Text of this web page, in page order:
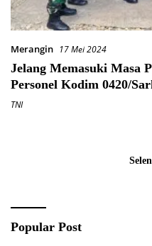
Merangin 17 Mei 2024
Jelang Memasuki Masa
Personel Kodim 0420/
Pembuatan Tempe
TNI
Popular Post